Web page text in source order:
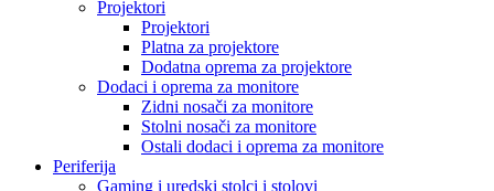
Projektori
Projektori
Platna za projektore
Dodatna oprema za projektore
Dodaci i oprema za monitore
Zidni nosači za monitore
Stolni nosači za monitore
Ostali dodaci i oprema za monitore
Periferija
Gaming i uredski stolci i stolovi